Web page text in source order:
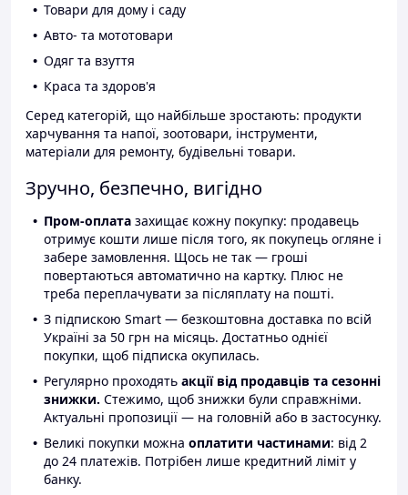
Товари для дому і саду
Авто- та мототовари
Одяг та взуття
Краса та здоров'я
Серед категорій, що найбільше зростають: продукти
харчування та напої, зоотовари, інструменти,
матеріали для ремонту, будівельні товари.
Зручно, безпечно, вигідно
Пром-оплата захищає кожну покупку: продавець
отримує кошти лише після того, як покупець огляне і
забере замовлення. Щось не так — гроші
повертаються автоматично на картку. Плюс не
треба переплачувати за післяплату на пошті.
З підпискою Smart — безкоштовна доставка по всій
Україні за 50 грн на місяць. Достатньо однієї
покупки, щоб підписка окупилась.
Регулярно проходять акції від продавців та сезонні
знижки. Стежимо, щоб знижки були справжніми.
Актуальні пропозиції — на головній або в застосунку.
Великі покупки можна оплатити частинами: від 2
до 24 платежів. Потрібен лише кредитний ліміт у
банку.